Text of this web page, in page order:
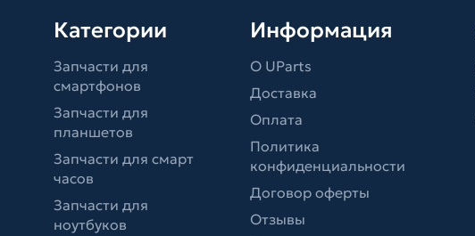
Категории
Запчасти для
смартфонов
Запчасти для
планшетов
Запчасти для смарт
часов
Запчасти для
ноутбуков
Информация
О UParts
Доставка
Оплата
Политика
конфиденциальности
Договор оферты
Отзывы